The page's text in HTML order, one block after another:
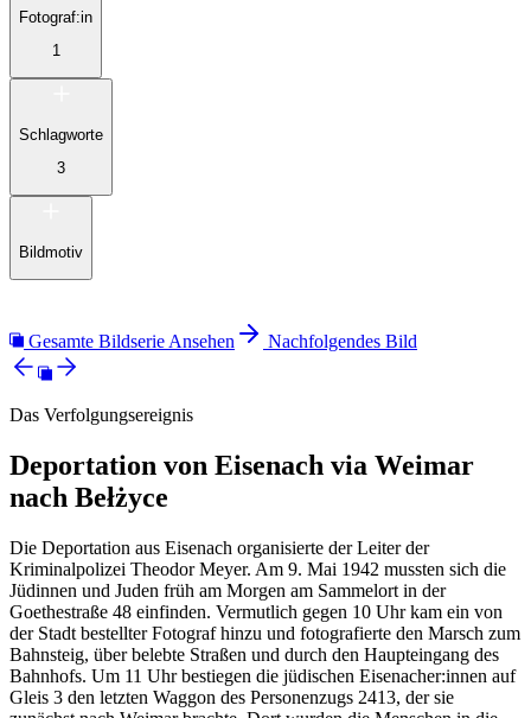
Fotograf:in
1
Schlagworte
3
Bildmotiv
Gesamte Bildserie Ansehen Nachfolgendes Bild
Das Verfolgungsereignis
Deportation von Eisenach via Weimar
nach Bełżyce
Die Deportation aus Eisenach organisierte der Leiter der
Kriminalpolizei Theodor Meyer. Am 9. Mai 1942 mussten sich die
Jüdinnen und Juden früh am Morgen am Sammelort in der
Goethestraße 48 einfinden. Vermutlich gegen 10 Uhr kam ein von
der Stadt bestellter Fotograf hinzu und fotografierte den Marsch zum
Bahnsteig, über belebte Straßen und durch den Haupteingang des
Bahnhofs. Um 11 Uhr bestiegen die jüdischen Eisenacher:innen auf
Gleis 3 den letzten Waggon des Personenzugs 2413, der sie